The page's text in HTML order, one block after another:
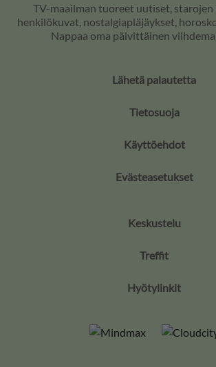
TV-maailman tuoreet uutiset, starojen
henkilökuvat, nostalgiapläjäykset,
Nappaa oma päivittäinen
Lähetä palautetta
Tietosuoja
Käyttöehdot
Evästeasetukset
Keskustelu
Treffit
Hyötylinkit